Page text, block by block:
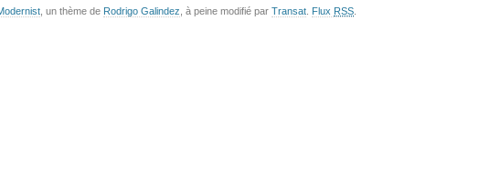
, un thème de Rodrigo Galindez , à peine modifié par Transat Flux RSS